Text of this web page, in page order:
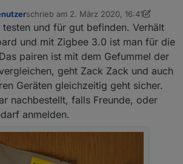
thing:4224425
danke an @klassisch
schrieb am 2. März 2020, 16:41
zuletzt editiert von Ein ehemaliger
testen und für gut befinden. Verhält
und mit Zigbee 3.0 ist man für die
pairen ist mit dem Gefummel der
geht Zack Zack und auch
Geräten gleichzeitig geht sicher.
nachbestellt, falls Freunde, oder
anmelden.